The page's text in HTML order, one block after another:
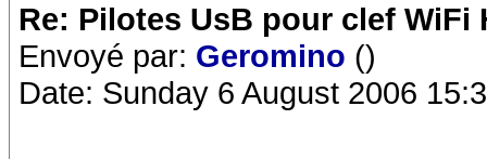
Re: Pilotes UsB pour clef WiFi
Envoyé par: Geromino ()
Date: Sunday 6 August 2006